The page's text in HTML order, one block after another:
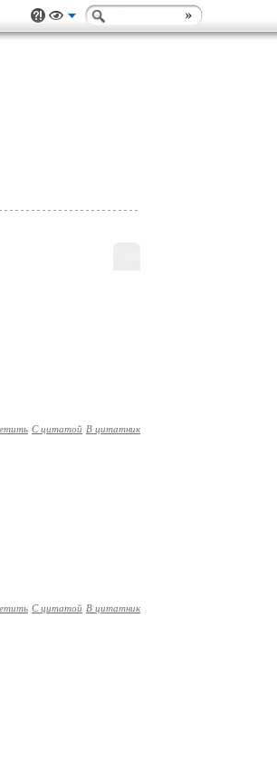
С цитатой В цитатник
С цитатой В цитатник